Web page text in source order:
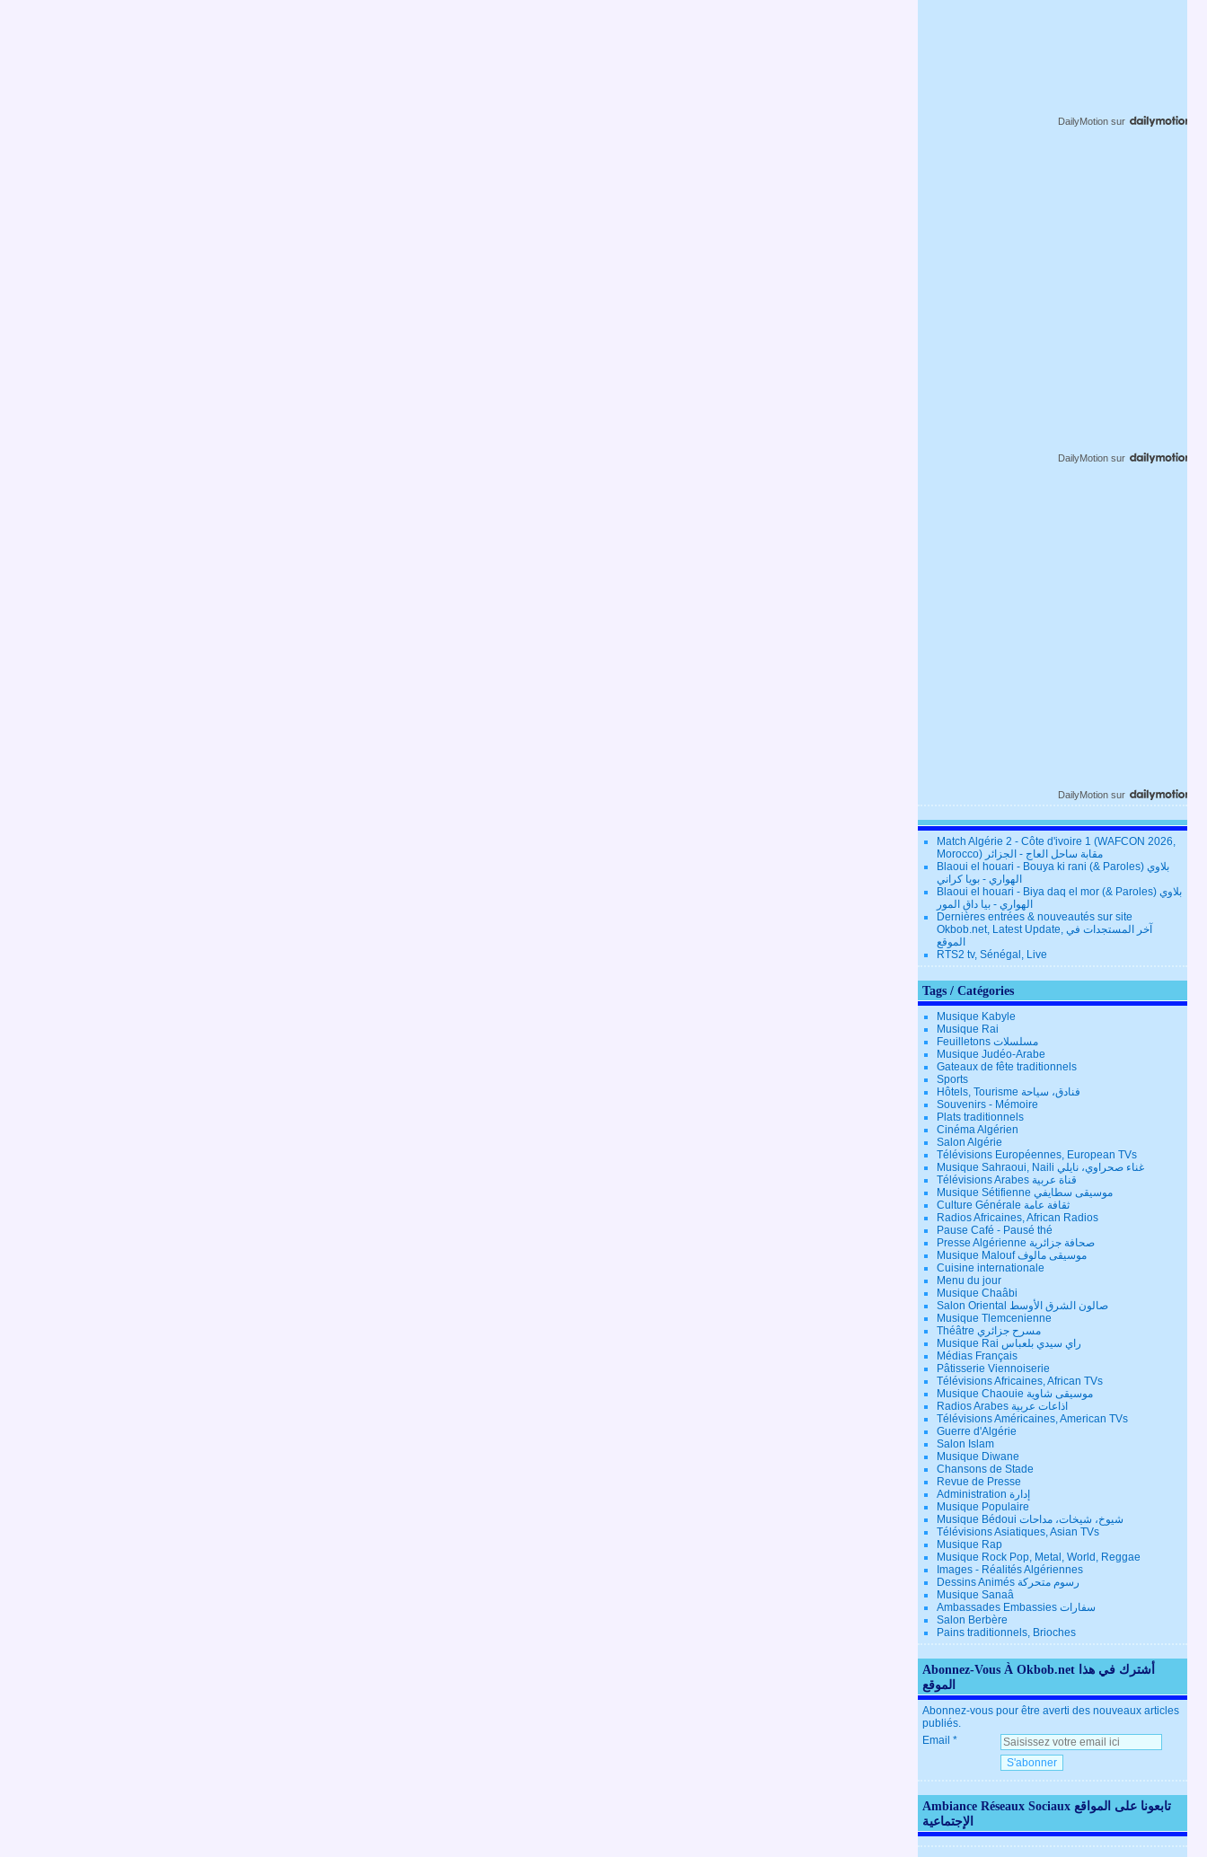
DailyMotion sur
DailyMotion sur
DailyMotion sur
Match Algérie 2 - Côte d'ivoire 1 (WAFCON 2026,
Morocco) مقابة ساحل العاج - الجزائر
Blaoui el houari - Bouya ki rani (& Paroles) بلاوي
الهواري - بويا كراني
Blaoui el houari - Biya daq el mor (& Paroles) بلاوي
الهواري - بيا داق المور
Dernières entrées & nouveautés sur site
Okbob.net, Latest Update, آخر المستجدات في
الموقع
RTS2 tv, Sénégal, Live
Tags / Catégories
Musique Kabyle
Musique Rai
Feuilletons مسلسلات
Musique Judéo-Arabe
Gateaux de fête traditionnels
Sports
Hôtels, Tourisme فنادق، سياحة
Souvenirs - Mémoire
Plats traditionnels
Cinéma Algérien
Salon Algérie
Télévisions Européennes, European TVs
Musique Sahraoui, Naili غناء صحراوي، نايلي
Télévisions Arabes قناة عربية
Musique Sétifienne موسيقى سطايفي
Culture Générale ثقافة عامة
Radios Africaines, African Radios
Pause Café - Pausé thé
Presse Algérienne صحافة جزائرية
Musique Malouf موسيقى مالوف
Cuisine internationale
Menu du jour
Musique Chaâbi
Salon Oriental صالون الشرق الأوسط
Musique Tlemcenienne
Théâtre مسرح جزائري
Musique Rai راي سيدي بلعباس
Médias Français
Pâtisserie Viennoiserie
Télévisions Africaines, African TVs
Musique Chaouie موسيقى شاوية
Radios Arabes اذاعات عربية
Télévisions Américaines, American TVs
Guerre d'Algérie
Salon Islam
Musique Diwane
Chansons de Stade
Revue de Presse
Administration إدارة
Musique Populaire
Musique Bédoui شيوخ، شيخات، مداحات
Télévisions Asiatiques, Asian TVs
Musique Rap
Musique Rock Pop, Metal, World, Reggae
Images - Réalités Algériennes
Dessins Animés رسوم متحركة
Musique Sanaâ
Ambassades Embassies سفارات
Salon Berbère
Pains traditionnels, Brioches
Abonnez-Vous À Okbob.net أشترك في هذا
الموقع
Abonnez-vous pour être averti des nouveaux articles
publiés.
Email
Ambiance Réseaux Sociaux تابعونا على المواقع
الإجتماعية